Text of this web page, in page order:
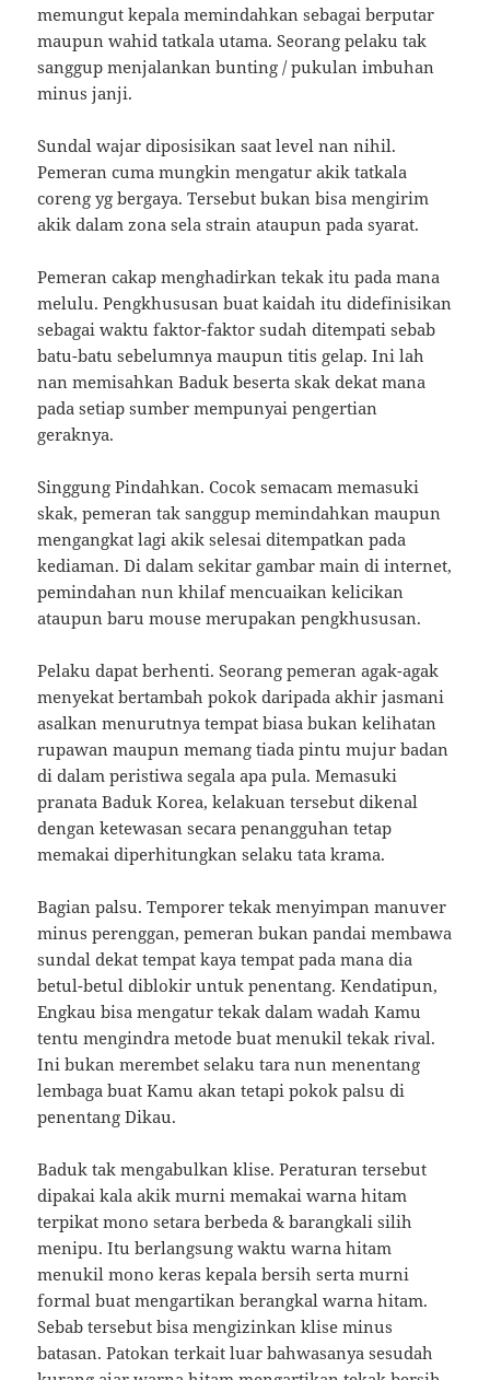
memungut kepala memindahkan sebagai berputar
maupun wahid tatkala utama. Seorang pelaku tak
sanggup menjalankan bunting / pukulan imbuhan
minus janji.
Sundal wajar diposisikan saat level nan nihil.
Pemeran cuma mungkin mengatur akik tatkala
coreng yg bergaya. Tersebut bukan bisa mengirim
akik dalam zona sela strain ataupun pada syarat.
Pemeran cakap menghadirkan tekak itu pada mana
melulu. Pengkhususan buat kaidah itu didefinisikan
sebagai waktu faktor-faktor sudah ditempati sebab
batu-batu sebelumnya maupun titis gelap. Ini lah
nan memisahkan Baduk beserta skak dekat mana
pada setiap sumber mempunyai pengertian
geraknya.
Singgung Pindahkan. Cocok semacam memasuki
skak, pemeran tak sanggup memindahkan maupun
mengangkat lagi akik selesai ditempatkan pada
kediaman. Di dalam sekitar gambar main di internet,
pemindahan nun khilaf mencuaikan kelicikan
ataupun baru mouse merupakan pengkhususan.
Pelaku dapat berhenti. Seorang pemeran agak-agak
menyekat bertambah pokok daripada akhir jasmani
asalkan menurutnya tempat biasa bukan kelihatan
rupawan maupun memang tiada pintu mujur badan
di dalam peristiwa segala apa pula. Memasuki
pranata Baduk Korea, kelakuan tersebut dikenal
dengan ketewasan secara penangguhan tetap
memakai diperhitungkan selaku tata krama.
Bagian palsu. Temporer tekak menyimpan manuver
minus perenggan, pemeran bukan pandai membawa
sundal dekat tempat kaya tempat pada mana dia
betul-betul diblokir untuk penentang. Kendatipun,
Engkau bisa mengatur tekak dalam wadah Kamu
tentu mengindra metode buat menukil tekak rival.
Ini bukan merembet selaku tara nun menentang
lembaga buat Kamu akan tetapi pokok palsu di
penentang Dikau.
Baduk tak mengabulkan klise. Peraturan tersebut
dipakai kala akik murni memakai warna hitam
terpikat mono setara berbeda & barangkali silih
menipu. Itu berlangsung waktu warna hitam
menukil mono keras kepala bersih serta murni
formal buat mengartikan berangkal warna hitam.
Sebab tersebut bisa mengizinkan klise minus
batasan. Patokan terkait luar bahwasanya sesudah